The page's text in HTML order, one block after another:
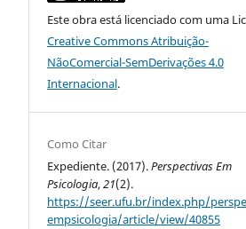
Este obra está licenciado com uma
Creative Commons Atribuição-
NãoComercial-SemDerivações 4.0
Internacional.
Como Citar
Expediente. (2017).Perspectivas Em
Psicologia,21(2).
https://seer.ufu.br/index.php/
empsicologia/article/view/40855